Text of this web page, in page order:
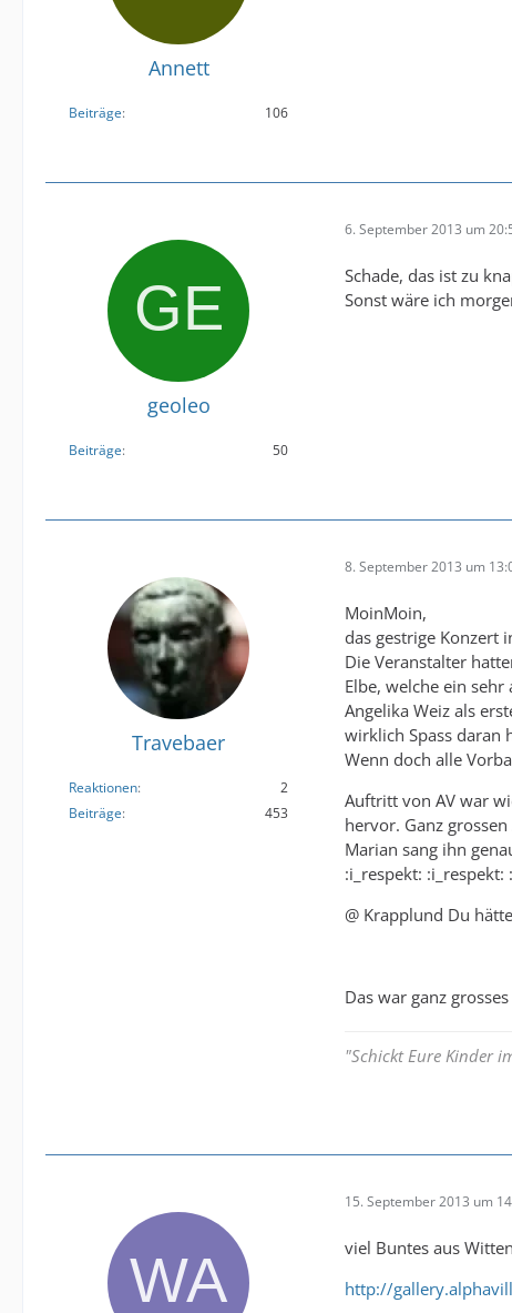
Annett
Beiträge 106
geoleo
Beiträge 50
6. September 2013 um
Schade, das ist zu
Sonst wäre ich
Travebaer
Reaktionen
2
Beiträge
453
8. September 2013 um
MoinMoin,
das gestrige Konzert
Die Veranstalter
Elbe, welche ein
Angelika Weiz als
wirklich Spass daran
Wenn doch alle
Auftritt von AV war
hervor. Ganz
Marian sang ihn
:i_respekt: :i_respekt:
@ Krapplund Du
Das war ganz
"Schickt Eure Kinder
15. September 2013 um
viel Buntes aus
http://